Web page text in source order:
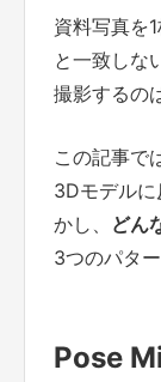
資料写真を
と一致しな
撮影するの
この記事で
3Dモデル
かし、 どん
3つのパタ
Pose